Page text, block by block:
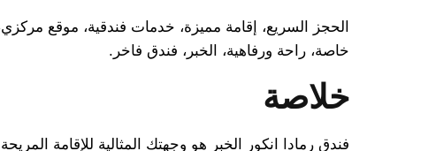
الحجز السريع، إقامة مميزة، خدمات فندقية، موقع
خاصة، راحة ورفاهية، الخبر، فندق فاخر.
خلاصة
فندق رمادا انكور الخبر هو وجهتك المثالية للإقامة